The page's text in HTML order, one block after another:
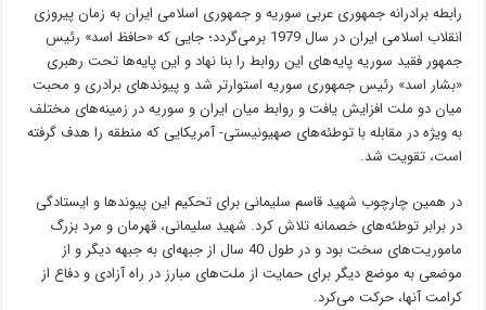
رابطه برادرانه جمهوری عربی سوریه و جمهوری اسلامی ایران به زمان پیروزی
انقلاب اسلامی ایران در سال 1979 برمی‌گردد؛ جایی که «حافظ اسد» رئیس
جمهور فقید سوریه پایه‌های این روابط را بنا نهاد و این پایه‌ها تحت رهبری
«بشار اسد» رئیس جمهوری سوریه استوارتر شد و پیوندهای برادری و محبت
میان دو ملت افزایش یافت و روابط میان ایران و سوریه در زمینه‌های مختلف
به ویژه در مقابله با توطئه‌های صهیونیستی- آمریکایی که منطقه را هدف گرفته‌
است، تقویت شد.
در همین چارچوب شهید ‌قاسم ‌سلیمانی برای تحکیم این پیوندها و ایستادگی
در برابر توطئه‌های خصمانه تلاش کرد. شهید سلیمانی، قهرمان و مرد بزرگ
ماموریت‌های سخت بود و در طول 40 سال از جبهه‌ای به جبهه دیگر و از
موضعی به موضع دیگر برای حمایت از ملت‌های مبارز در راه آزادی و دفاع از
کرامت آنها، حرکت می‌کرد.